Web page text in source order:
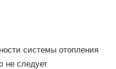
системы отопления
не следует